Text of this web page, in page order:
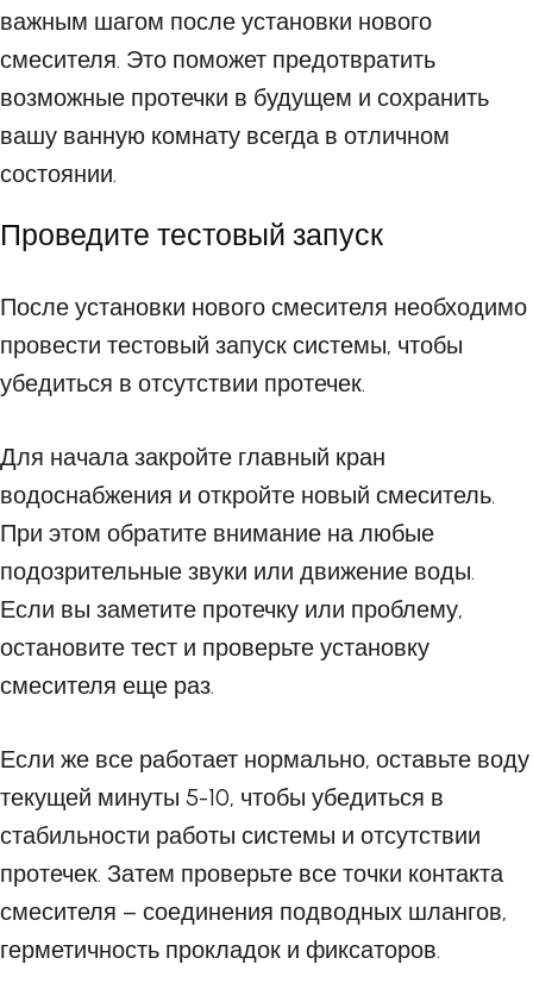
важным шагом после установки нового
смесителя. Это поможет предотвратить
возможные протечки в будущем и сохранить
вашу ванную комнату всегда в отличном
состоянии.
Проведите тестовый запуск
После установки нового смесителя необходимо
провести тестовый запуск системы, чтобы
убедиться в отсутствии протечек.
Для начала закройте главный кран
водоснабжения и откройте новый смеситель.
При этом обратите внимание на любые
подозрительные звуки или движение воды.
Если вы заметите протечку или проблему,
остановите тест и проверьте установку
смесителя еще раз.
Если же все работает нормально, оставьте воду
текущей минуты 5-10, чтобы убедиться в
стабильности работы системы и отсутствии
протечек. Затем проверьте все точки контакта
смесителя – соединения подводных шлангов,
герметичность прокладок и фиксаторов.